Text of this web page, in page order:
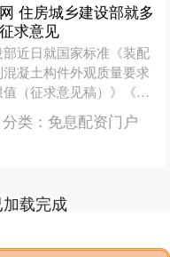
住房城乡建设部就多
求意见
近日就国家标准《装配
凝土构件外观质量要求
（征求意见稿）》《新
性能试验方法（征求意
标准《高密....
分类： 免息配资门户
载完成